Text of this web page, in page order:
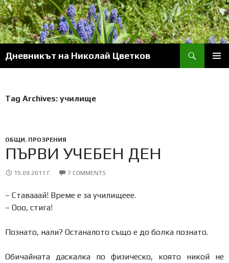
Skip
to
content
Дневникът на Николай Цветков
Tag Archives: училище
ОБЩИ, ПРОЗРЕНИЯ
ПЪРВИ УЧЕБЕН ДЕН
15.09.2011 Г. 7 COMMENTS
– Ставааай! Време е за училищеее.
– Ооо, стига!
Познато, нали? Останалото също е до болка познато.
Обичайната даскалка по физическо, която никой не